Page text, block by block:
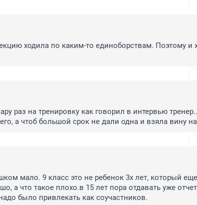
ходила по каким-то единоборствам. Поэтому и
раз на тренировку как говорил в интервью
а чтоб большой срок не дали одна и взяла вину
мало. 9 класс это не ребенок 3х лет, который
а что такое плохо.в 15 лет пора отдавать уже
было привлекать как соучастников.